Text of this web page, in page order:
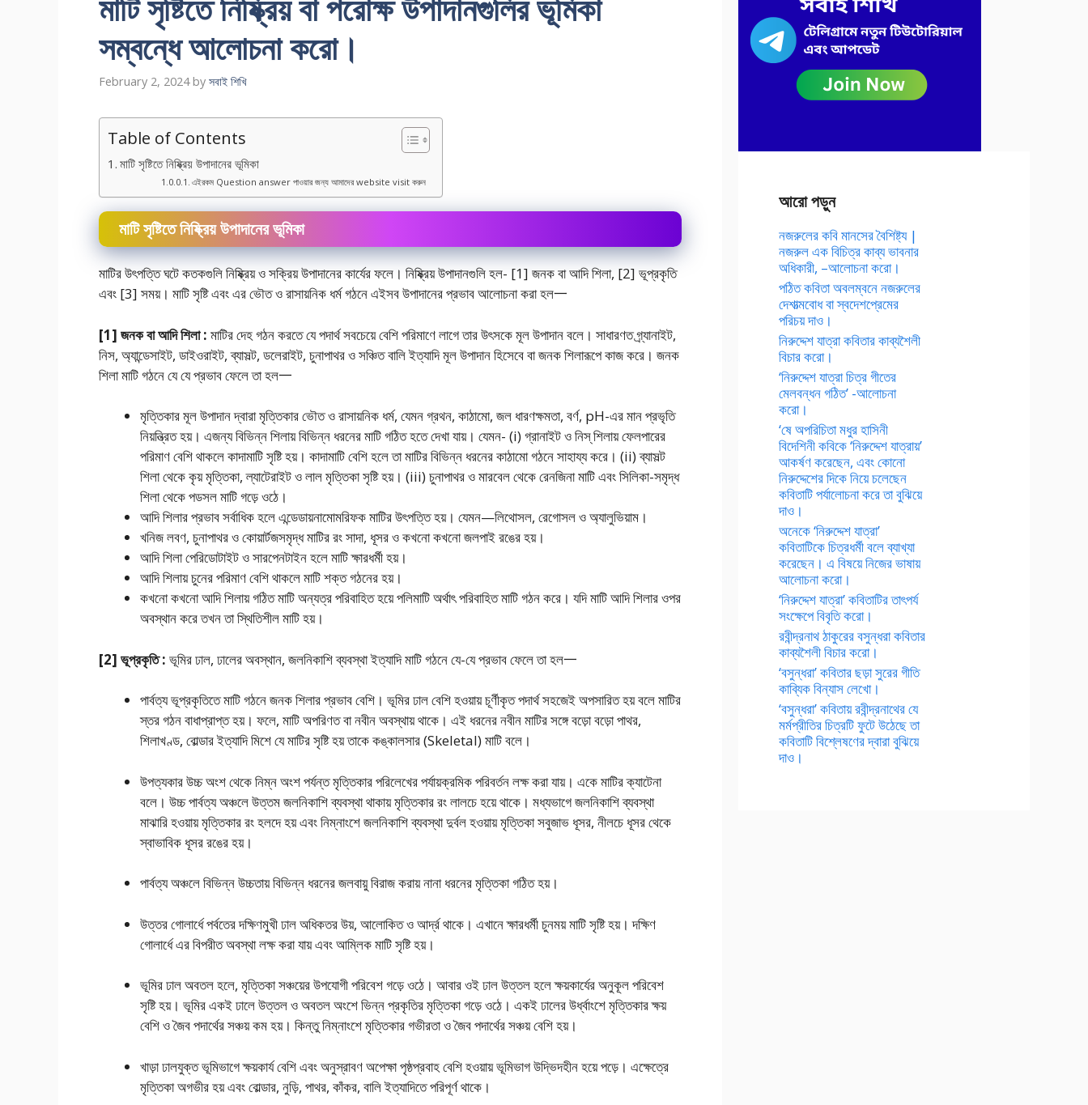
সম্বন্ধে আলােচনা করাে।
February 2, 2024 by সবাই শিখি
Table of Contents
মাটি সৃষ্টিতে নিষ্ক্রিয় উপাদানের ভূমিকা
এইরকম Question answer পাওয়ার জন্য আমাদের website visit করুন
মাটি সৃষ্টিতে নিষ্ক্রিয় উপাদানের ভূমিকা
মাটির উৎপত্তি ঘটে কতকগুলি নিষ্ক্রিয় ও সক্রিয় উপাদানের কার্যের ফলে। নিষ্ক্রিয় উপাদানগুলি হল- [1] জনক বা আদি শিলা, [2] ভূপ্রকৃতি
এবং [3] সময়। মাটি সৃষ্টি এবং এর ভৌত ও রাসায়নিক ধর্ম গঠনে এইসব উপাদানের প্রভাব আলােচনা করা হল一
[1] জনক বা আদি শিলা : মাটির দেহ গঠন করতে যে পদার্থ সবচেয়ে বেশি পরিমাণে লাগে তার উৎসকে মূল উপাদান বলে। সাধারণত গ্র্যানাইট,
নিস, অ্যান্ডেসাইট, ডাইওরাইট, ব্যাসল্ট, ডলেরাইট, চুনাপাথর ও সঞ্চিত বালি ইত্যাদি মূল উপাদান হিসেবে বা জনক শিলারূপে কাজ করে। জনক
শিলা মাটি গঠনে যে যে প্রভাব ফেলে তা হল一
মৃত্তিকার মূল উপাদান দ্বারা মৃত্তিকার ভৌত ও রাসায়নিক ধর্ম, যেমন গ্রথন, কাঠামাে, জল ধারণক্ষমতা, বর্ণ, pH-এর মান প্রভৃতি
নিয়ন্ত্রিত হয়। এজন্য বিভিন্ন শিলায় বিভিন্ন ধরনের মাটি গঠিত হতে দেখা যায়। যেমন- (i) গ্রানাইট ও নিস্ শিলায় ফেলপারের
পরিমাণ বেশি থাকলে কাদামাটি সৃষ্টি হয়। কাদামাটি বেশি হলে তা মাটির বিভিন্ন ধরনের কাঠামাে গঠনে সাহায্য করে। (ii) ব্যাসল্ট
শিলা থেকে কৃয় মৃত্তিকা, ল্যাটেরাইট ও লাল মৃত্তিকা সৃষ্টি হয়। (iii) চুনাপাথর ও মারবেল থেকে রেনজিনা মাটি এবং সিলিকা-সমৃদ্ধ
শিলা থেকে পডসল মাটি গড়ে ওঠে।
আদি শিলার প্রভাব সর্বাধিক হলে এন্ডেডায়নামােমরিফক মাটির উৎপত্তি হয়। যেমন—লিথােসল, রেগােসল ও অ্যালুভিয়াম।
খনিজ লবণ, চুনাপাথর ও কোয়ার্টজসমৃদ্ধ মাটির রং সাদা, ধূসর ও কখনাে কখনাে জলপাই রঙের হয়।
আদি শিলা পেরিডােটাইট ও সারপেনটাইন হলে মাটি ক্ষারধর্মী হয়।
আদি শিলায় চুনের পরিমাণ বেশি থাকলে মাটি শক্ত গঠনের হয়।
কখনাে কখনাে আদি শিলায় গঠিত মাটি অন্যত্র পরিবাহিত হয়ে পলিমাটি অর্থাৎ পরিবাহিত মাটি গঠন করে। যদি মাটি আদি শিলার ওপর
অবস্থান করে তখন তা স্থিতিশীল মাটি হয়।
[2] ভূপ্রকৃতি : ভূমির ঢাল, ঢালের অবস্থান, জলনিকাশি ব্যবস্থা ইত্যাদি মাটি গঠনে যে-যে প্রভাব ফেলে তা হল一
পার্বত্য ভূপ্রকৃতিতে মাটি গঠনে জনক শিলার প্রভাব বেশি। ভূমির ঢাল বেশি হওয়ায় চূর্ণীকৃত পদার্থ সহজেই অপসারিত হয় বলে মাটির
স্তর গঠন বাধাপ্রাপ্ত হয়। ফলে, মাটি অপরিণত বা নবীন অবস্থায় থাকে। এই ধরনের নবীন মাটির সঙ্গে বড়াে বড়াে পাথর,
শিলাখণ্ড, বােল্ডার ইত্যাদি মিশে যে মাটির সৃষ্টি হয় তাকে কঙ্কালসার (Skeletal) মাটি বলে।
উপত্যকার উচ্চ অংশ থেকে নিম্ন অংশ পর্যন্ত মৃত্তিকার পরিলেখের পর্যায়ক্রমিক পরিবর্তন লক্ষ করা যায়। একে মাটির ক্যাটেনা
বলে। উচ্চ পার্বত্য অঞ্চলে উত্তম জলনিকাশি ব্যবস্থা থাকায় মৃত্তিকার রং লালচে হয়ে থাকে। মধ্যভাগে জলনিকাশি ব্যবস্থা
মাঝারি হওয়ায় মৃত্তিকার রং হলদে হয় এবং নিম্নাংশে জলনিকাশি ব্যবস্থা দুর্বল হওয়ায় মৃত্তিকা সবুজাভ ধূসর, নীলচে ধূসর থেকে
স্বাভাবিক ধূসর রঙের হয়।
পার্বত্য অঞ্চলে বিভিন্ন উচ্চতায় বিভিন্ন ধরনের জলবায়ু বিরাজ করায় নানা ধরনের মৃত্তিকা গঠিত হয়।
উত্তর গােলার্ধে পর্বতের দক্ষিণমুখী ঢাল অধিকতর উয়, আলােকিত ও আর্দ্র থাকে। এখানে ক্ষারধর্মী চুনময় মাটি সৃষ্টি হয়। দক্ষিণ
গােলার্ধে এর বিপরীত অবস্থা লক্ষ করা যায় এবং আম্লিক মাটি সৃষ্টি হয়।
ভূমির ঢাল অবতল হলে, মৃত্তিকা সঞ্চয়ের উপযােগী পরিবেশ গড়ে ওঠে। আবার ওই ঢাল উত্তল হলে ক্ষয়কার্যের অনুকূল পরিবেশ
সৃষ্টি হয়। ভূমির একই ঢালে উত্তল ও অবতল অংশে ভিন্ন প্রকৃতির মৃত্তিকা গড়ে ওঠে। একই ঢালের উর্ধ্বাংশে মৃত্তিকার ক্ষয়
বেশি ও জৈব পদার্থের সঞ্চয় কম হয়। কিন্তু নিম্নাংশে মৃত্তিকার গভীরতা ও জৈব পদার্থের সঞ্চয় বেশি হয়।
খাড়া ঢালযুক্ত ভূমিভাগে ক্ষয়কার্য বেশি এবং অনুস্রাবণ অপেক্ষা পৃষ্ঠপ্রবাহ বেশি হওয়ায় ভূমিভাগ উদ্ভিদহীন হয়ে পড়ে। এক্ষেত্রে
মৃত্তিকা অগভীর হয় এবং বোল্ডার, নুড়ি, পাথর, কাঁকর, বালি ইত্যাদিতে পরিপূর্ণ থাকে।
আরো পড়ুন
নজরুলের কবি মানসের বৈশিষ্ট্য |
নজরুল এক বিচিত্র কাব্য ভাবনার
অধিকারী, –আলোচনা করো।
পঠিত কবিতা অবলম্বনে নজরুলের
দেশাত্মবোধ বা স্বদেশপ্রেমের
পরিচয় দাও।
নিরুদ্দেশ যাত্রা কবিতার কাব্যশৈলী
বিচার করো।
‘নিরুদ্দেশ যাত্রা চিত্র গীতের
মেলবন্ধন গঠিত’ -আলোচনা
করো।
‘ষে অপরিচিতা মধুর হাসিনী
বিদেশিনী কবিকে ‘নিরুদ্দেশ যাত্রায়’
আকর্ষণ করেছেন, এবং কোনো
নিরুদ্দেশের দিকে নিয়ে চলেছেন
কবিতাটি পর্যালোচনা করে তা বুঝিয়ে
দাও।
অনেকে ‘নিরুদ্দেশ যাত্রা’
কবিতাটিকে চিত্রধর্মী বলে ব্যাখ্যা
করেছেন। এ বিষয়ে নিজের ভাষায়
আলোচনা করো।
‘নিরুদ্দেশ যাত্রা’ কবিতাটির তাৎপর্য
সংক্ষেপে বিবৃতি করো।
রবীন্দ্রনাথ ঠাকুরের বসুন্ধরা কবিতার
কাব্যশৈলী বিচার করো।
‘বসুন্ধরা’ কবিতার ছড়া সুরের গীতি
কাব্যিক বিন্যাস লেখো।
‘বসুন্ধরা’ কবিতায় রবীন্দ্রনাথের যে
মর্মপ্রীতির চিত্রটি ফুটে উঠেছে তা
কবিতাটি বিশ্লেষণের দ্বারা বুঝিয়ে
দাও।